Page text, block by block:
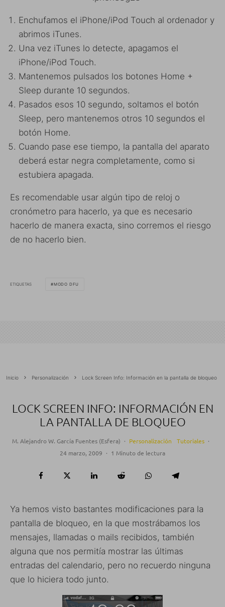
Enchufamos el iPhone/iPod Touch al ordenador y
abrimos iTunes.
Una vez iTunes lo detecte, apagamos el
iPhone/iPod Touch.
Mantenemos pulsados los botones Home +
Sleep durante 10 segundos.
Pasados esos 10 segundo, soltamos el botón
Sleep, pero mantenemos otros 10 segundos el
botón Home.
Cuando pase ese tiempo, la pantalla del aparato
deberá estar negra completamente, como si
estubiera apagada.
Es recomendable usar algún tipo de reloj o
cronómetro para hacerlo, ya que es necesario
hacerlo de manera exacta, sino corremos el riesgo
de no hacerlo bien.
ETIQUETAS MODO DFU
Inicio Personalización Lock Screen Info: Información en la pantalla de bloqueo
LOCK SCREEN INFO: INFORMACIÓN EN
LA PANTALLA DE BLOQUEO
M. Alejandro W. García Fuentes (Esfera) · Personalización Tutoriales ·
24 marzo, 2009 · 1 Minuto de lectura
Ya hemos visto bastantes modificaciones para la
pantalla de bloqueo, en la que mostrábamos los
mensajes, llamadas o mails recibidos, también
alguna que nos permitía mostrar las últimas
entradas del calendario, pero no recuerdo ninguna
que lo hiciera todo junto.